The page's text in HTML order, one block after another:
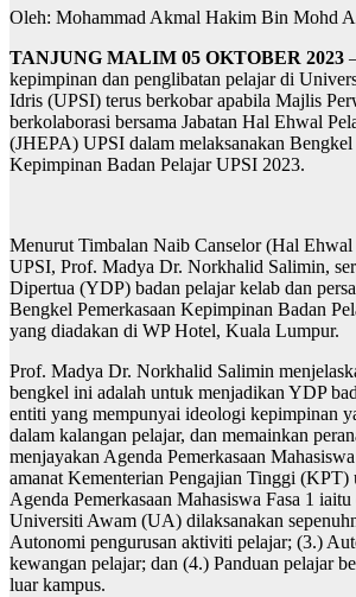
Oleh: Mohammad Akmal Hakim Bin Mohd
TANJUNG MALIM 05 OKTOBER 2023
kepimpinan dan penglibatan pelajar di
Idris (UPSI) terus berkobar apabila Majlis
berkolaborasi bersama Jabatan Hal Ehwal
(JHEPA) UPSI dalam melaksanakan Bengkel
Kepimpinan Badan Pelajar UPSI 2023.
Menurut Timbalan Naib Canselor (Hal
UPSI, Prof. Madya Dr. Norkhalid Salimin,
Dipertua (YDP) badan pelajar kelab dan
Bengkel Pemerkasaan Kepimpinan Badan
yang diadakan di WP Hotel, Kuala Lumpur.
Prof. Madya Dr. Norkhalid Salimin
bengkel ini adalah untuk menjadikan YDP
entiti yang mempunyai ideologi kepimpinan
dalam kalangan pelajar, dan memainkan
menjayakan Agenda Pemerkasaan
amanat Kementerian Pengajian Tinggi (KPT)
Agenda Pemerkasaan Mahasiswa Fasa 1
Universiti Awam (UA) dilaksanakan
Autonomi pengurusan aktiviti pelajar; (3.)
kewangan pelajar; dan (4.) Panduan pelajar
luar kampus.